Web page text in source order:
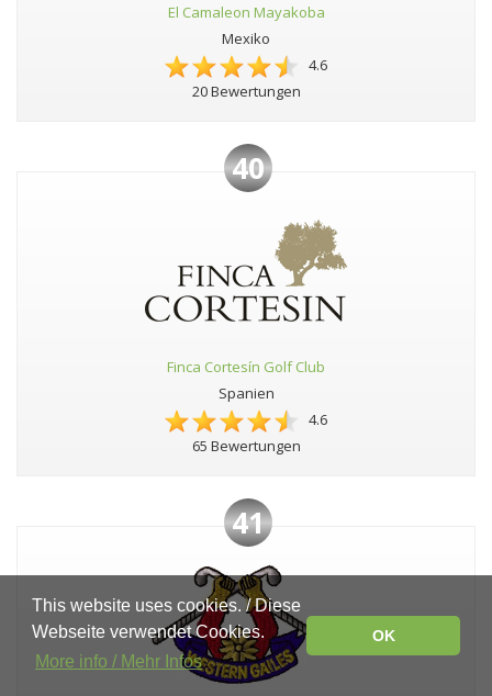
El Camaleon Mayakoba
Mexiko
4.6
20 Bewertungen
40
Finca Cortesín Golf Club
Spanien
4.6
65 Bewertungen
41
This website uses cookies. / Diese
Webseite verwendet Cookies.
More info / Mehr Infos
OK